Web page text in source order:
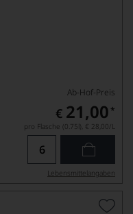
Ab-Hof-Preis
€ 21,00 *
pro Flasche (0.75l), € 28,00/L
Lebensmittel­angaben